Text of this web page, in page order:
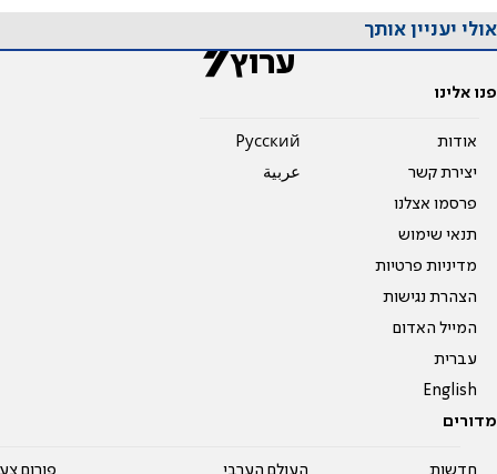
אולי יעניין אותך
פנו אלינו
אודות
יצירת קשר
פרסמו אצלנו
תנאי שימוש
מדיניות פרטיות
הצהרת נגישות
המייל האדום
עברית
English
Pусский
عربية
מדורים